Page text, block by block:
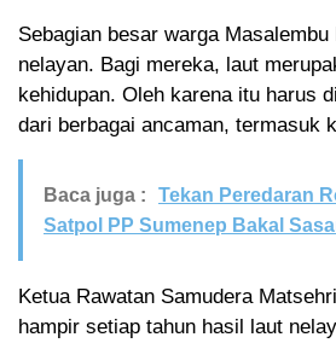
Sebagian besar warga
nelayan. Bagi mereka, laut
kehidupan. Oleh karena itu harus
dari berbagai ancaman, termasuk
Baca juga :
Tekan Peredaran
Satpol PP Sumenep Bakal
Ketua Rawatan Samudera
hampir setiap tahun hasil laut